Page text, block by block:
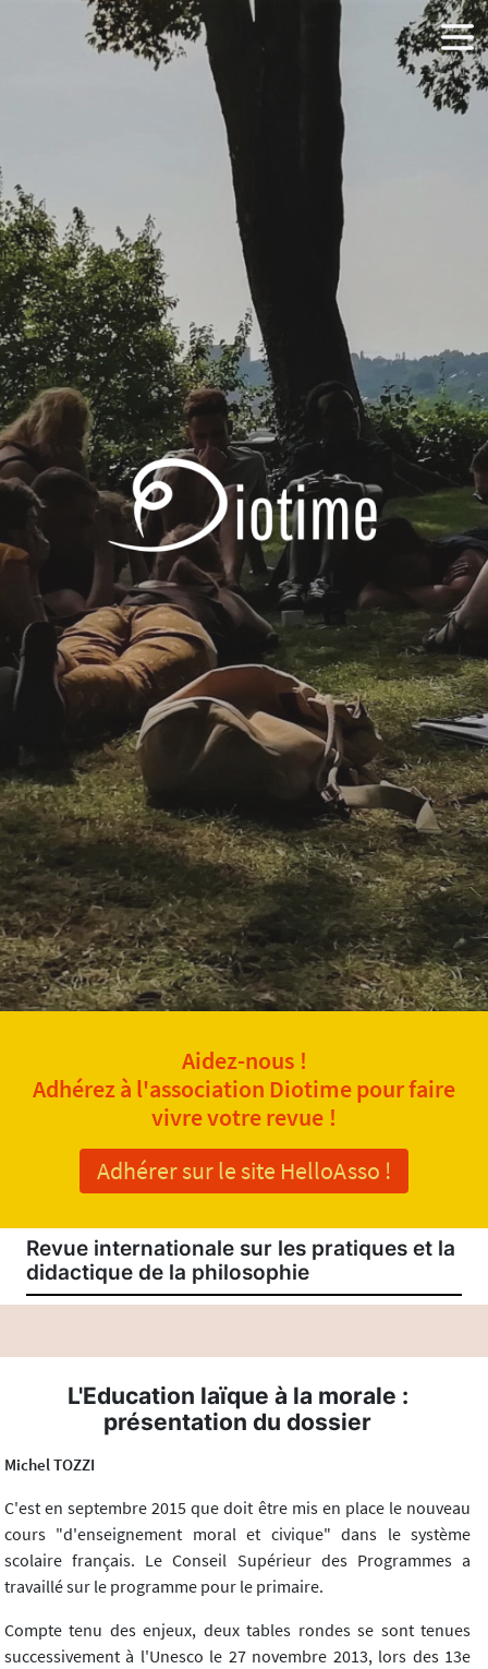
Aidez-nous !
Adhérez à l'association Diotime pour faire
vivre votre revue !
Adhérer sur le site HelloAsso !
Revue internationale sur les pratiques et la
didactique de la philosophie
L'Education laïque à la morale :
présentation du dossier
Michel TOZZI
C'est en septembre 2015 que doit être mis en place le nouveau
cours "d'enseignement moral et civique" dans le système
scolaire français. Le Conseil Supérieur des Programmes a
travaillé sur le programme pour le primaire.
Compte tenu des enjeux, deux tables rondes se sont tenues
successivement à l'Unesco le 27 novembre 2013, lors des 13e